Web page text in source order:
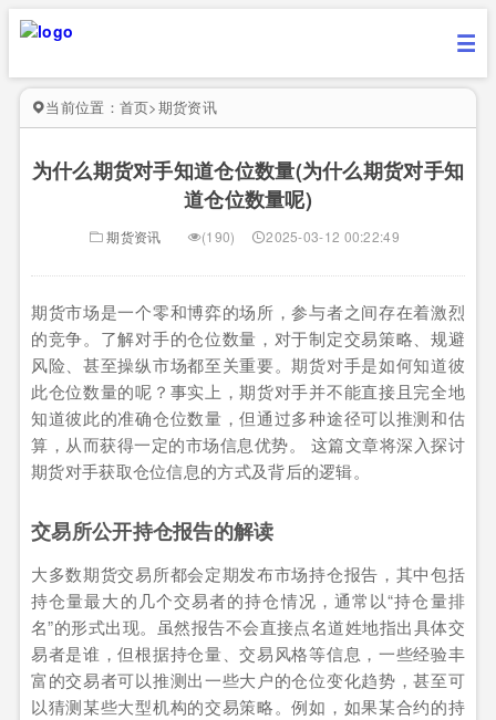
当前位置： 首页>期货资讯
为什么期货对手知道仓位数量(为什么期货对手知
道仓位数量呢)
期货资讯 (190) 2025-03-12 00:22:49
期货市场是一个零和博弈的场所，参与者之间存在着激烈
的竞争。了解对手的仓位数量，对于制定交易策略、规避
风险、甚至操纵市场都至关重要。期货对手是如何知道彼
此仓位数量的呢？事实上，期货对手并不能直接且完全地
知道彼此的准确仓位数量，但通过多种途径可以推测和估
算，从而获得一定的市场信息优势。 这篇文章将深入探讨
期货对手获取仓位信息的方式及背后的逻辑。
交易所公开持仓报告的解读
大多数期货交易所都会定期发布市场持仓报告，其中包括
持仓量最大的几个交易者的持仓情况，通常以“持仓量排
名”的形式出现。虽然报告不会直接点名道姓地指出具体交
易者是谁，但根据持仓量、交易风格等信息，一些经验丰
富的交易者可以推测出一些大户的仓位变化趋势，甚至可
以猜测某些大型机构的交易策略。例如，如果某合约的持